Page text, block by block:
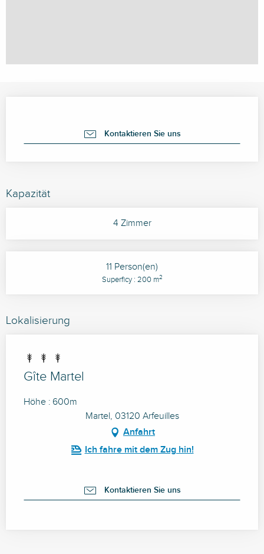
Kontaktieren Sie uns
Kapazität
4 Zimmer
11 Person(en)
Superficy : 200 m2
Lokalisierung
Gîte Martel
Höhe : 600m
Martel, 03120 Arfeuilles
Anfahrt
Ich fahre mit dem Zug hin!
Kontaktieren Sie uns